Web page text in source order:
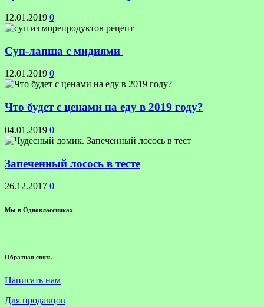
12.01.2019 0
Суп-лапша с мидиями
12.01.2019 0
Что будет с ценами на еду в 2019 году?
04.01.2019 0
Запеченный лосось в тесте
26.12.2017 0
Мы в Одноклассниках
Обратная связь
Написать нам
Для продавцов